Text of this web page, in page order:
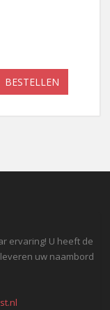
BESTELLEN
ervaring! U heeft de
uw naambord